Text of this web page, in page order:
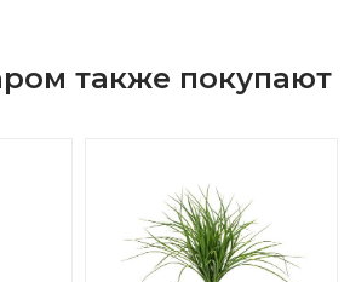
также покупают